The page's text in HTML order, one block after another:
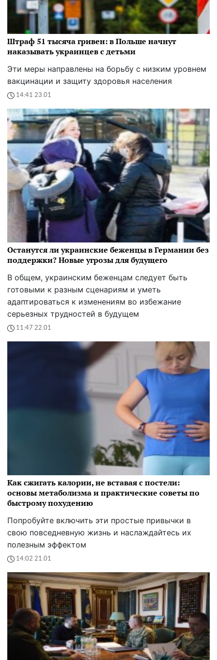
Штраф 51 тысяча гривен: в Польше начнут
наказывать украинцев с детьми
Эти меры направлены на борьбу с низким уровнем
вакцинации и защиту здоровья населения
14:41 23.01
Останутся ли украинские беженцы в Германии без
поддержки? Новые угрозы для будущего
В общем, украинским беженцам следует быть
готовыми к разным сценариям и уметь
адаптироваться к изменениям во избежание
серьезных трудностей в будущем
11:47 22.01
Как сжигать калории, не вставая с постели:
основы метаболизма и практические советы по
быстрому похудению
Попробуйте включить эти простые привычки в
свою повседневную жизнь и наслаждайтесь их
полезным эффектом
14:02 21.01